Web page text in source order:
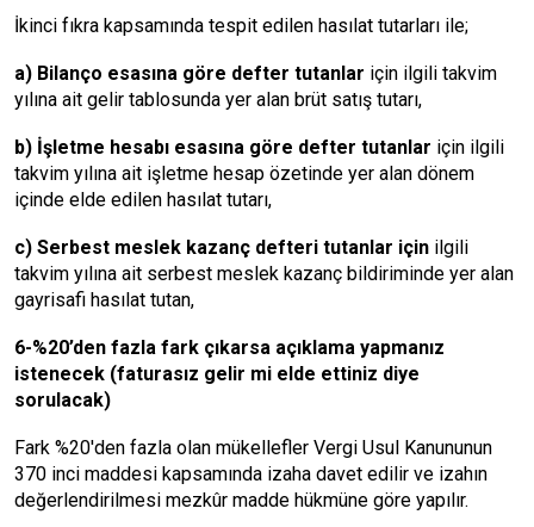
İkinci fıkra kapsamında tespit edilen hasılat tutarları ile;
a) Bilanço esasına göre defter tutanlar için ilgili takvim
yılına ait gelir tablosunda yer alan brüt satış tutarı,
b) İşletme hesabı esasına göre defter tutanlar için ilgili
takvim yılına ait işletme hesap özetinde yer alan dönem
içinde elde edilen hasılat tutarı,
c) Serbest meslek kazanç defteri tutanlar için ilgili
takvim yılına ait serbest meslek kazanç bildiriminde yer alan
gayrisafi hasılat tutan,
6-%20’den fazla fark çıkarsa açıklama yapmanız
istenecek (faturasız gelir mi elde ettiniz diye
sorulacak)
Fark %20'den fazla olan mükellefler Vergi Usul Kanununun
370 inci maddesi kapsamında izaha davet edilir ve izahın
değerlendirilmesi mezkûr madde hükmüne göre yapılır.